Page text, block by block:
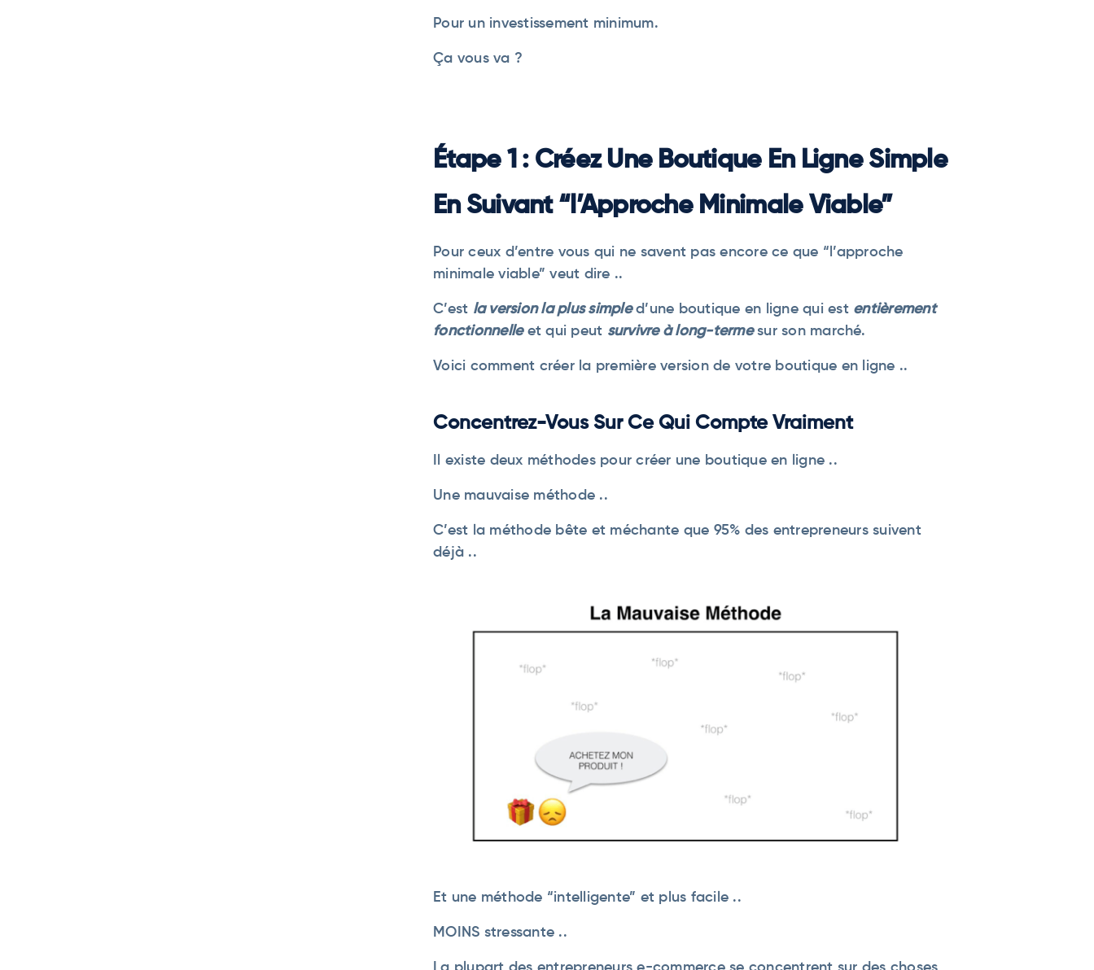
Pour un investissement minimum.
Ça vous va ?
Étape 1 : Créez Une Boutique En Ligne Simple
En Suivant “l’Approche Minimale Viable”
Pour ceux d’entre vous qui ne savent pas encore ce que “l’approche
minimale viable” veut dire ..
C’est la version la plus simpled’une boutique en ligne qui est entièrement
fonctionnelleet qui peut survivre à long-termesur son marché.
Voici comment créer la première version de votre boutique en ligne ..
Concentrez-Vous Sur Ce Qui Compte Vraiment
Il existe deux méthodes pour créer une boutique en ligne ..
Une mauvaise méthode ..
C’est la méthode bête et méchante que 95% des entrepreneurs suivent
déjà ..
Et une méthode “intelligente” et plus facile ..
MOINS stressante ..